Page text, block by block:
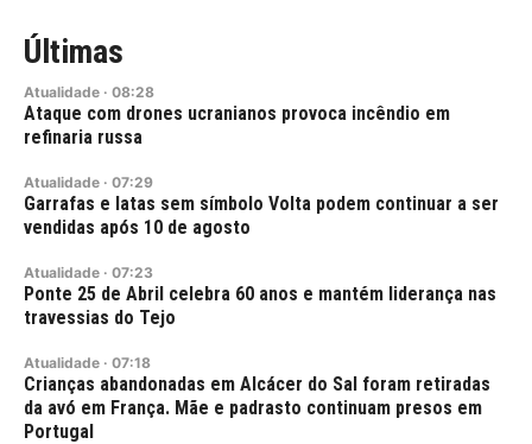
Últimas
Atualidade · 08:28
Ataque com drones ucranianos provoca incêndio em
refinaria russa
Atualidade · 07:29
Garrafas e latas sem símbolo Volta podem continuar a ser
vendidas após 10 de agosto
Atualidade · 07:23
Ponte 25 de Abril celebra 60 anos e mantém liderança nas
travessias do Tejo
Atualidade · 07:18
Crianças abandonadas em Alcácer do Sal foram retiradas
da avó em França. Mãe e padrasto continuam presos em
Portugal